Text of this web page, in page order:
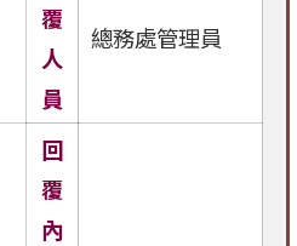
覆
人
員
總務處管理員
回
覆
內